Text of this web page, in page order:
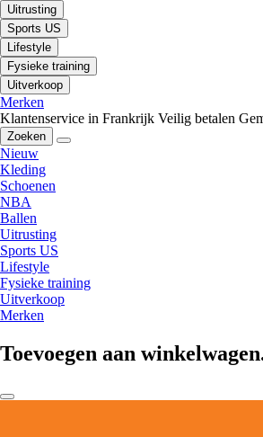
Uitrusting
Sports US
Lifestyle
Fysieke training
Uitverkoop
Merken
Klantenservice in Frankrijk Veilig betalen
Zoeken
Nieuw
Kleding
Schoenen
NBA
Ballen
Uitrusting
Sports US
Lifestyle
Fysieke training
Uitverkoop
Merken
Toevoegen aan